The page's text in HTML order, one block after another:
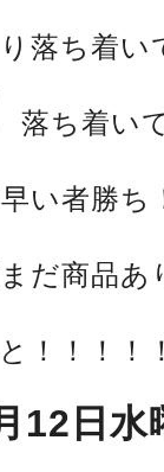
落ち着
落ち着い
い者勝ち
だ商品あ
！！！！
12日水